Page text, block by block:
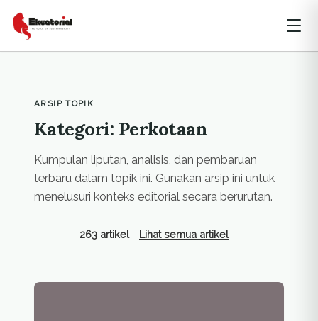
ARSIP TOPIK
Kategori: Perkotaan
Kumpulan liputan, analisis, dan pembaruan
terbaru dalam topik ini. Gunakan arsip ini untuk
menelusuri konteks editorial secara berurutan.
263 artikel Lihat semua artikel